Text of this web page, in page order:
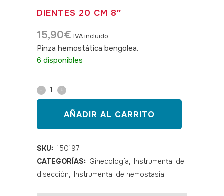
DIENTES 20 CM 8″
15,90€ IVA incluido
Pinza hemostática bengolea.
6 disponibles
Pinza
bengolea
recta
sin
dientes
AÑADIR AL CARRITO
SKU: 150197
CATEGORÍAS: Ginecología, Instrumental de
disección, Instrumental de hemostasia